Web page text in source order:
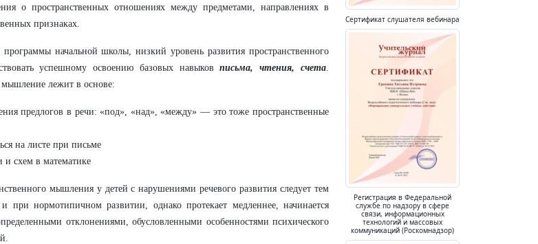
о пространственных отношениях между предметами, направлениях в
признаках.
начальной школы, низкий уровень развития пространственного
успешному освоению базовых навыковписьма, чтения, счета.
лежит в основе:
предлогов в речи: «под», «над», «между» — это тоже пространственные
на листе при письме
и схем в математике
мышления у детей с нарушениями речевого развития следует тем
при нормотипичном развитии, однако протекает медленнее, начинается
отклонениями, обусловленными особенностями психического
Сертификат слушателя вебинара
Регистрация в Федеральной
службе по надзору в сфере
связи, информационных
технологий и массовых
коммуникаций (Роскомнадзор)